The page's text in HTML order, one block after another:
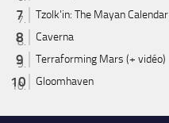
Tzolk'in: The Mayan Calendar
Caverna
Terraforming Mars (+ vidéo)
Gloomhaven